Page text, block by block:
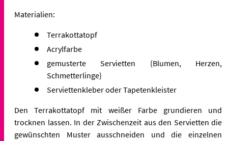
Materialien:
Terrakottatopf
Acrylfarbe
gemusterte Servietten (Blumen, Herzen,
Schmetterlinge)
Serviettenkleber oder Tapetenkleister
Den Terrakottatopf mit weißer Farbe grundieren und
trocknen lassen. In der Zwischenzeit aus den Servietten die
gewünschten Muster ausschneiden und die einzelnen